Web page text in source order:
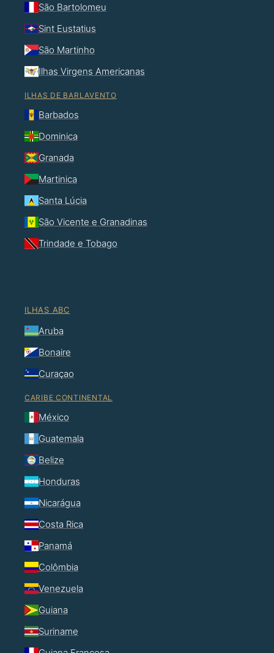
São Bartolomeu
Sint Eustatius
São Martinho
Ilhas Virgens Americanas
ILHAS DE BARLAVENTO
Barbados
Dominica
Granada
Martinica
Santa Lúcia
São Vicente e Granadinas
Trindade e Tobago
ILHAS ABC
Aruba
Bonaire
Curaçao
CARIBE CONTINENTAL
México
Guatemala
Belize
Honduras
Nicarágua
Costa Rica
Panamá
Colômbia
Venezuela
Guiana
Suriname